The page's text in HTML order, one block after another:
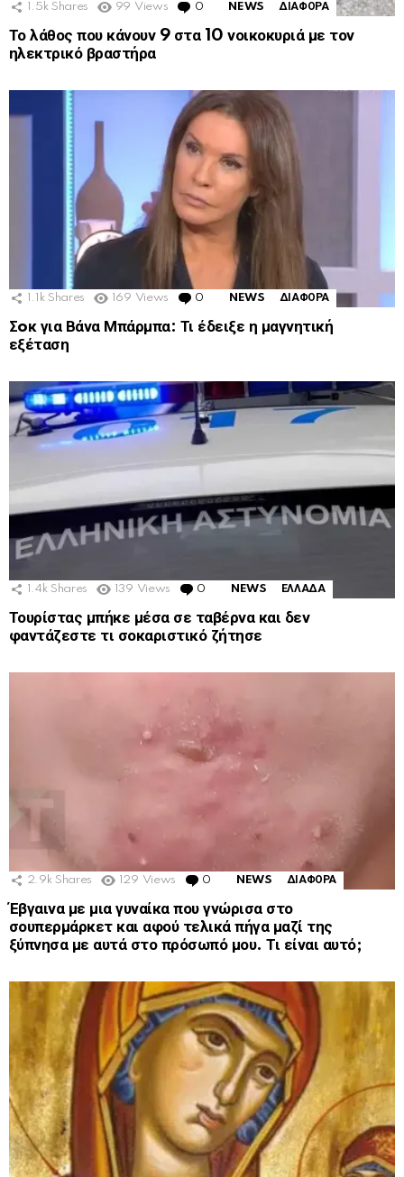
1.5k Shares 99 Views 0 Comments
NEWS ΔΙΑΦΟΡΑ
Το λάθος που κάνουν 9 στα 10 νοικοκυριά με τον
ηλεκτρικό βραστήρα
1.1k Shares 169 Views 0 Comments
NEWS ΔΙΑΦΟΡΑ
Σoκ για Βάνα Μπάρμπα: Τι έδειξε η μαγνητική
εξέταση
1.4k Shares 139 Views 0 Comments
NEWS ΕΛΛΑΔΑ
Τουρίστας μπήκε μέσα σε ταβέρνα και δεν
φαντάζεστε τι σοκαριστικό ζήτησε
2.9k Shares 129 Views 0 Comments
NEWS ΔΙΑΦΟΡΑ
Έβγαινα με μια γυναίκα που γνώρισα στο
σουπερμάρκετ και αφού τελικά πήγα μαζί της
ξύπνησα με αυτά στο πρόσωπό μου. Τι είναι αυτό;